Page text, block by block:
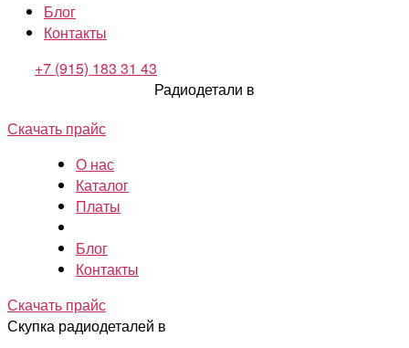
Блог
Контакты
+7 (915) 183 31 43
Радиодетали в
Скачать прайс
О нас
Каталог
Платы
Блог
Контакты
Скачать прайс
Скупка радиодеталей в